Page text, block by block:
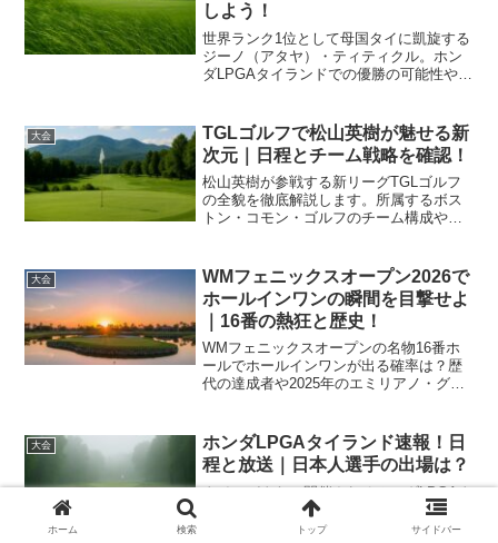
しよう！
世界ランク1位として母国タイに凱旋する
ジーノ（アタヤ）・ティティクル。ホン
ダLPGAタイランドでの優勝の可能性や、
大会
TGLゴルフで松山英樹が魅せる新
次元｜日程とチーム戦略を確認！
松山英樹が参戦する新リーグTGLゴルフ
の全貌を徹底解説します。所属するボス
トン・コモン・ゴルフのチーム構成や、
羅。次世代のゴルフ体験を存分に楽しみ
ましょう。
大会
WMフェニックスオープン2026で
ホールインワンの瞬間を目撃せよ
｜16番の熱狂と歴史！
WMフェニックスオープンの名物16番ホ
ールでホールインワンが出る確率は？歴
代の達成者や2025年のエミリアノ・グリ
コロシアム」の魅力を完全網羅します。
大会
ホンダLPGAタイランド速報！日
程と放送｜日本人選手の出場は？
タイのパタヤで開催されるホンダLPGAタ
イランドの最新速報をお届けします。日
程や放送予定、注目の日本人選手出場情
ホーム 検索 トップ サイドバー